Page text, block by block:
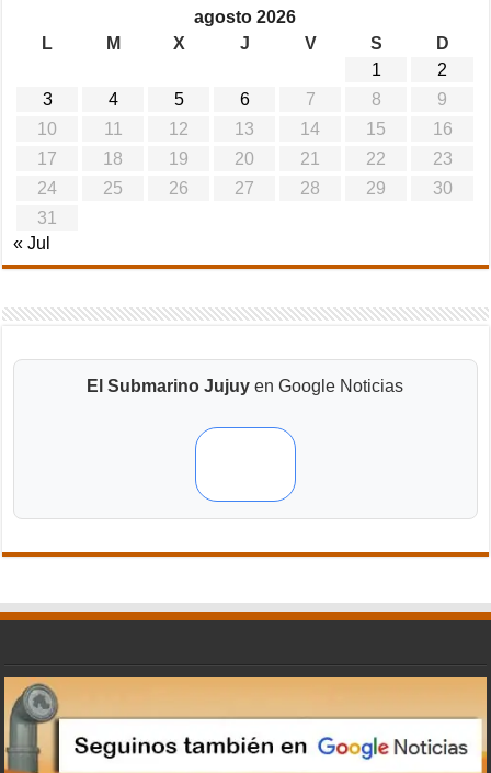
agosto 2026
L
M X J V S
D
1
2
3
4 5 6 7 8
9
10
11 12 13 14 15
16
17
18 19 20 21 22
23
24
25 26 27 28 29
30
31
« Jul
El Submarino Jujuy en Google Noticias